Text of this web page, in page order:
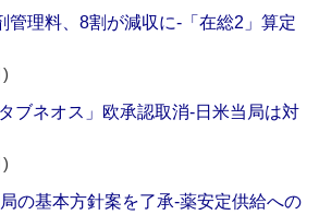
管理料、8割が減収に‐「在総2」算定
ブネオス」欧承認取消‐日米当局は対
の基本方針案を了承‐薬安定供給への